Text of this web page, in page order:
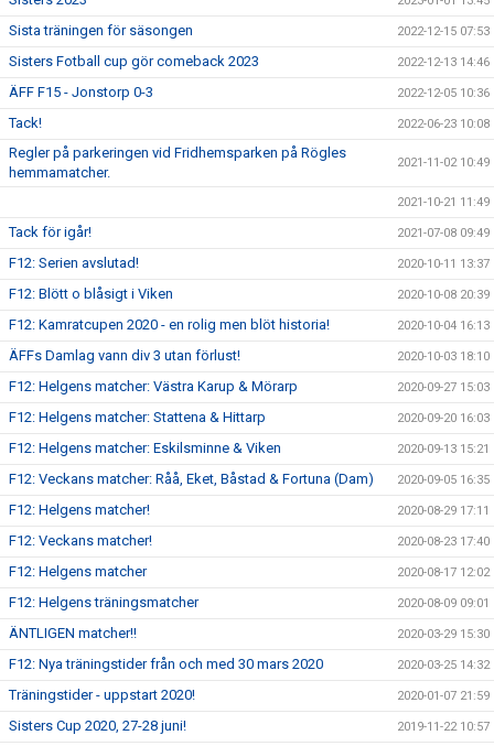
Sista träningen för säsongen 2022-12-15 07:53
Sisters Fotball cup gör comeback 2023 2022-12-13 14:46
ÄFF F15 - Jonstorp 0-3 2022-12-05 10:36
Tack! 2022-06-23 10:08
Regler på parkeringen vid Fridhemsparken på Rögles
hemmamatcher.
2021-11-02 10:49
2021-10-21 11:49
Tack för igår! 2021-07-08 09:49
F12: Serien avslutad! 2020-10-11 13:37
F12: Blött o blåsigt i Viken 2020-10-08 20:39
F12: Kamratcupen 2020 - en rolig men blöt historia! 2020-10-04 16:13
ÄFFs Damlag vann div 3 utan förlust! 2020-10-03 18:10
F12: Helgens matcher: Västra Karup & Mörarp 2020-09-27 15:03
F12: Helgens matcher: Stattena & Hittarp 2020-09-20 16:03
F12: Helgens matcher: Eskilsminne & Viken 2020-09-13 15:21
F12: Veckans matcher: Råå, Eket, Båstad & Fortuna (Dam) 2020-09-05 16:35
F12: Helgens matcher! 2020-08-29 17:11
F12: Veckans matcher! 2020-08-23 17:40
F12: Helgens matcher 2020-08-17 12:02
F12: Helgens träningsmatcher 2020-08-09 09:01
ÄNTLIGEN matcher!! 2020-03-29 15:30
F12: Nya träningstider från och med 30 mars 2020 2020-03-25 14:32
Träningstider - uppstart 2020! 2020-01-07 21:59
Sisters Cup 2020, 27-28 juni! 2019-11-22 10:57